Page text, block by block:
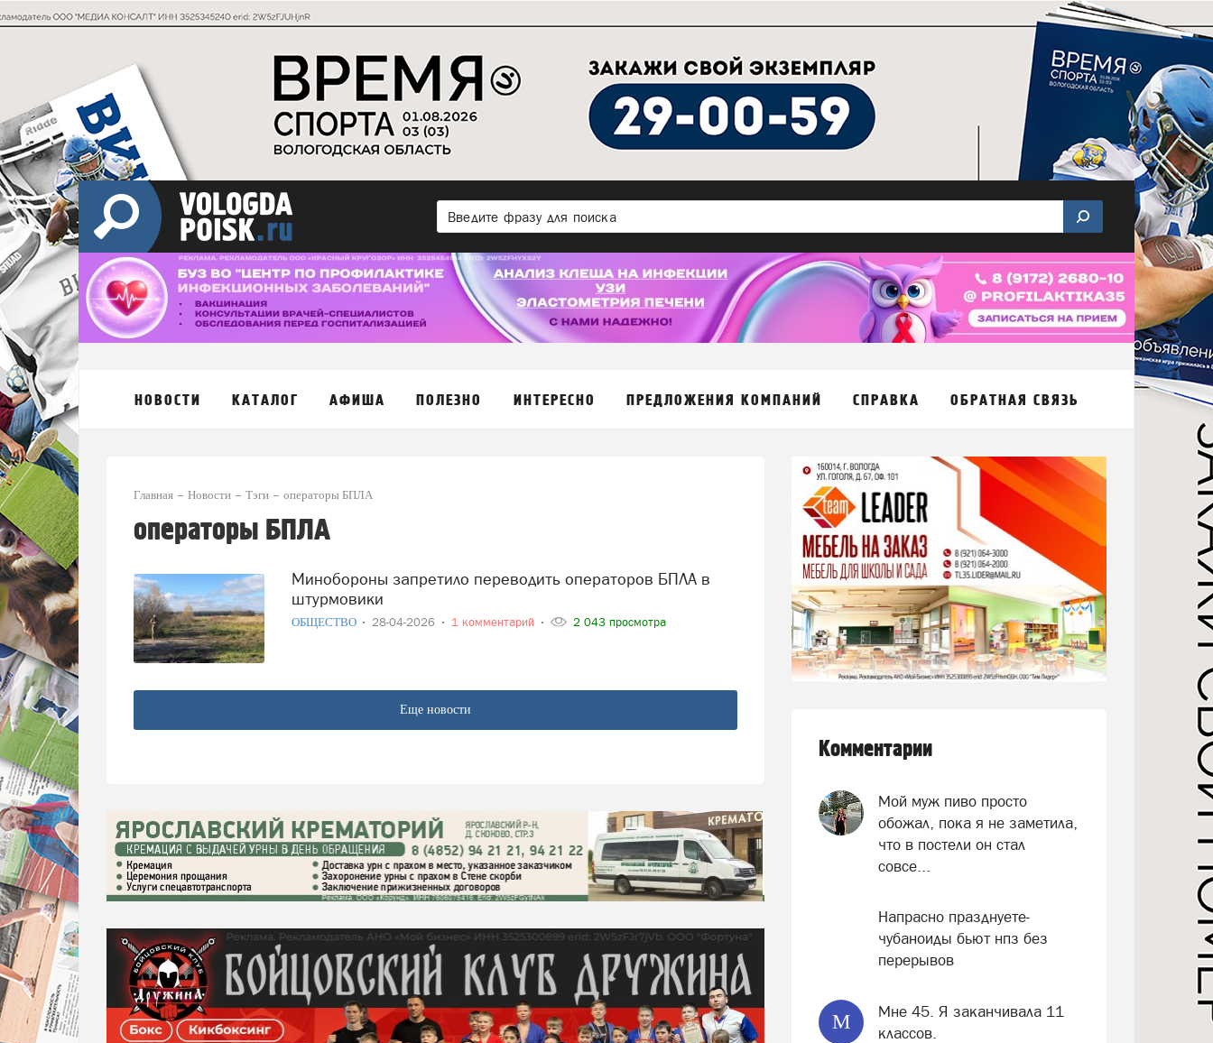
НОВОСТИ КАТАЛОГ АФИША ПОЛЕЗНО ИНТЕРЕСНО ПРЕДЛОЖЕНИЯ КОМПАНИЙ СПРАВКА ОБРАТНАЯ СВЯЗЬ
Главная Новости Тэги операторы БПЛА
операторы БПЛА
Минобороны запретило переводить операторов БПЛА в
штурмовики
ОБЩЕСТВО 28-04-2026 1 комментарий 2 043 просмотра
Еще новости
Комментарии
Мой муж пиво просто
обожал, пока я не заметила,
что в постели он стал
совсе...
Напрасно празднуете-
чубаноиды бьют нпз без
перерывов
М
Мне 45. Я заканчивала 11
классов.